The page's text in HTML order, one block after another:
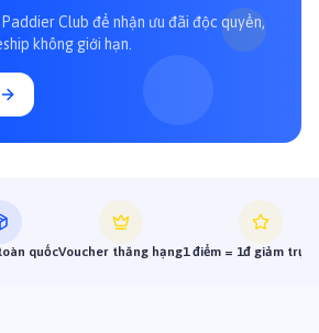
Club để nhận ưu đãi độc quyền,
không giới hạn.
quốcVoucher thăng hạng1 điểm = 1đ giảm trực